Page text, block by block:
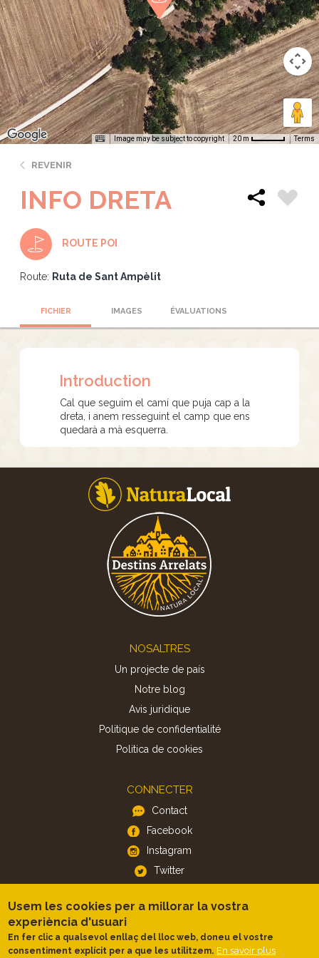
Image may be subject to copyright 20 m Terms
REVENIR
INFO DRETA
ROUTE POI
Route: Ruta de Sant Ampèlit
FICHIER IMAGES ÉVALUATIONS
Introduction
Cal que seguim el camí que puja cap a la
dreta, i anem resseguint el camp que ens
quedarà a mà esquerra.
NOSALTRES
Un projecte de país
Notre blog
Avis juridique
Politique de confidentialité
Politica de cookies
CONNECTER
Contact
Facebook
Instagram
Twitter
APP
iOS
Android
Usem les cookies per a millorar la vostra
experiència d'usuari
En fer clic a qualsevol enllaç del lloc web, doneu el vostre
consentiment explícit per a que les utilitzem. En savoir plus